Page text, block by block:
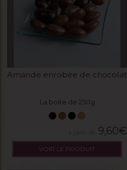
Amande enrobée de chocolat
La boite de 250g
9,60€
VOIR LE PRODUIT